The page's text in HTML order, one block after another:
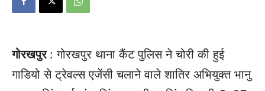
गोरखपुर : गोरखपुर थाना कैंट पुलिस ने चोरी की हुई
गाडियो से ट्रेवल्स एजेंसी चलाने वाले शातिर अभियुक्त भानु